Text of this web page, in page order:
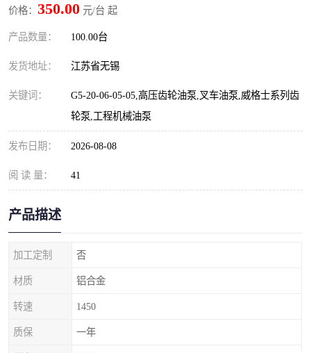
价格： 350.00 元/台 起
产品数量： 100.00台
发货地址： 江苏省无锡
关键词：
G5-20-06-05-05,高压齿轮油泵,叉车油泵,威格士系列齿
轮泵,工程机械油泵
发布日期： 2026-08-08
阅 读 量： 41
产品描述
加工定制 否
材质 铝合金
转速 1450
质保 一年